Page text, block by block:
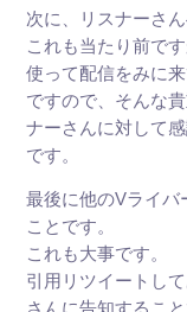
次に、リスナーさ
これも当たり前で
使って配信をみに
ですので、そんな
ナーさんに対して
です。
最後に他のVライバ
ことです。
これも大事です。
引用リツイートし
さんに告知するこ